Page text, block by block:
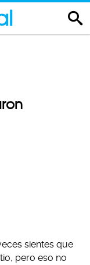
sientes que
pero eso no